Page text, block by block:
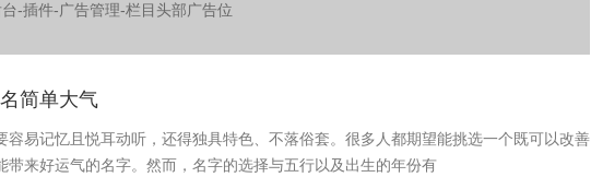
台-插件-广告管理-栏目头部广告位
简单大气
容易记忆且悦耳动听，还得独具特色、不落俗套。很多人都期望能挑选一个既可以改善
带来好运气的名字。然而，名字的选择与五行以及出生的年份有